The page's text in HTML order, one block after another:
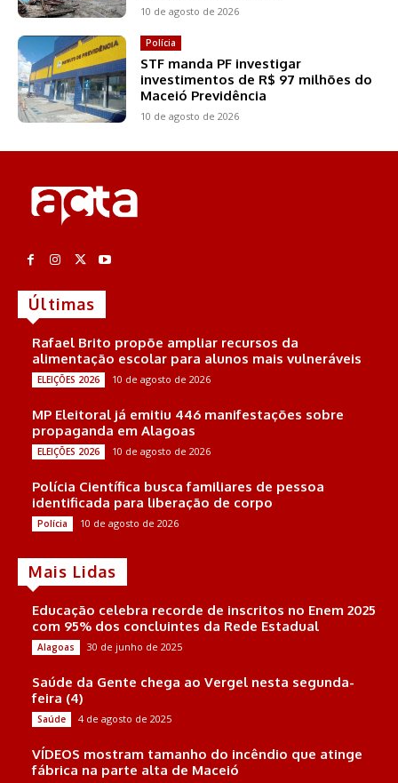
10 de agosto de 2026
Polícia
STF manda PF investigar
investimentos de R$ 97 milhões do
Maceió Previdência
10 de agosto de 2026
Últimas
Rafael Brito propõe ampliar recursos da
alimentação escolar para alunos mais vulneráveis
ELEIÇÕES 2026 10 de agosto de 2026
MP Eleitoral já emitiu 446 manifestações sobre
propaganda em Alagoas
ELEIÇÕES 2026 10 de agosto de 2026
Polícia Científica busca familiares de pessoa
identificada para liberação de corpo
Polícia 10 de agosto de 2026
Mais Lidas
Educação celebra recorde de inscritos no Enem 2025
com 95% dos concluintes da Rede Estadual
Alagoas 30 de junho de 2025
Saúde da Gente chega ao Vergel nesta segunda-
feira (4)
Saúde 4 de agosto de 2025
VÍDEOS mostram tamanho do incêndio que atinge
fábrica na parte alta de Maceió